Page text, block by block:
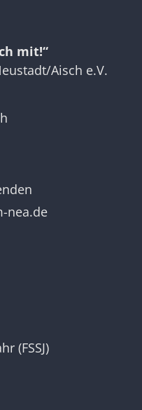
mit!“
Aisch e.V.
nea.de
(FSSJ)